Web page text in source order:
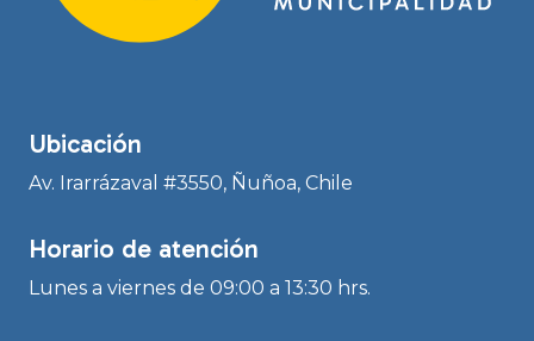
Ubicación
Av. Irarrázaval #3550, Ñuñoa, Chile
Horario de atención
Lunes a viernes de 09:00 a 13:30 hrs.